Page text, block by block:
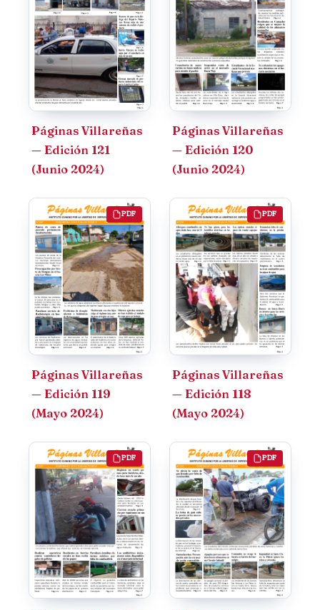
Páginas Villareñas
— Edición 121
(Junio 2024)
Páginas Villareñas
— Edición 120
(Junio 2024)
PDF
Páginas Villareñas
— Edición 119
(Mayo 2024)
PDF
Páginas Villareñas
— Edición 118
(Mayo 2024)
PDF PDF